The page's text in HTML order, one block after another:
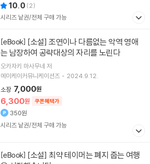
10.0 (2)
시리즈 낱권/전체 구매 가능
[eBook]
는 남장하여 공략대상의 자리를 노린다
오카자키 마사무네 저
에이케이커뮤니케이션즈
2024.9.12.
6,300원 쿠폰혜택가
소장 7,000원
350원
시리즈 낱권/전체 구매 가능
[eBook]